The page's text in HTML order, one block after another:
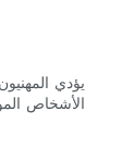
يؤدي
الأشخاص